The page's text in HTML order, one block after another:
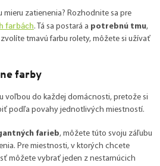
mieru zatienenia? Rozhodnite sa pre
farbách. Tá sa postará a potrebnú tmu,
tmavú farbu rolety, môžete si užívať
farby
voľbou do každej domácnosti, pretože si
podľa povahy jednotlivých miestností.
farieb, môžete túto svoju záľubu
Pre miestnosti, v ktorých chcete
môžete vybrať jeden z nestarnúcich